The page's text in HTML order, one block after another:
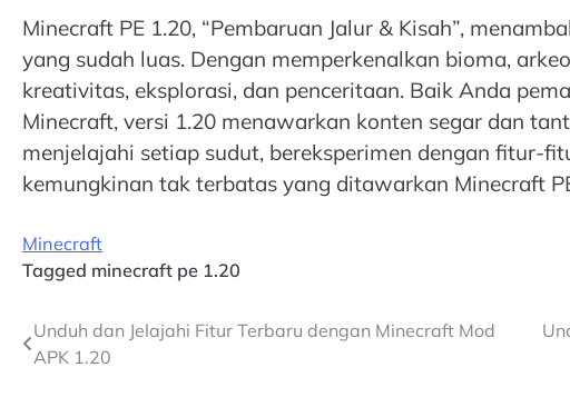
Minecraft PE 1.20, “Pembaruan Jalur & Kisah”,
yang sudah luas. Dengan memperkenalkan bioma,
kreativitas, eksplorasi, dan penceritaan. Baik Anda
Minecraft, versi 1.20 menawarkan konten segar dan
menjelajahi setiap sudut, bereksperimen dengan fitur-
kemungkinan tak terbatas yang ditawarkan Minecraft
Minecraft
Tagged minecraft pe 1.20
Post
Unduh dan Jelajahi Fitur Terbaru dengan Minecraft Mod
APK 1.20